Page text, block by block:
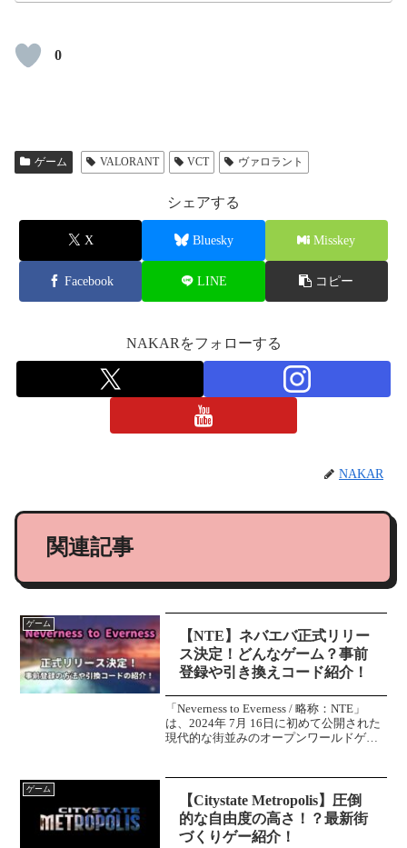
0
ゲーム VALORANT VCT ヴァロラント
シェアする
X Bluesky Misskey
Facebook LINE コピー
NAKARをフォローする
NAKAR
関連記事
ゲーム
【NTE】ネバエバ正式リリー
ス決定！どんなゲーム？事前
登録や引き換えコード紹介！
「Neverness to Everness / 略称：NTE」
は、2024年 7月 16日に初めて公開された
現代的な街並みのオープンワールドゲー
は「Nevernes...
ゲーム
【Citystate Metropolis】圧倒
的な自由度の高さ！？最新街
づくりゲー紹介！